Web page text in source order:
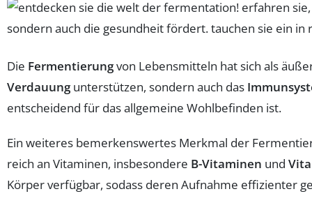
Die Fermentierungvon Lebensmitteln hat sich als
Verdauungunterstützen, sondern auch das
entscheidend für das allgemeine Wohlbefinden ist.
Ein weiteres bemerkenswertes Merkmal der
reich an Vitaminen, insbesondere B-Vitaminen und
Körper verfügbar, sodass deren Aufnahme effizienter